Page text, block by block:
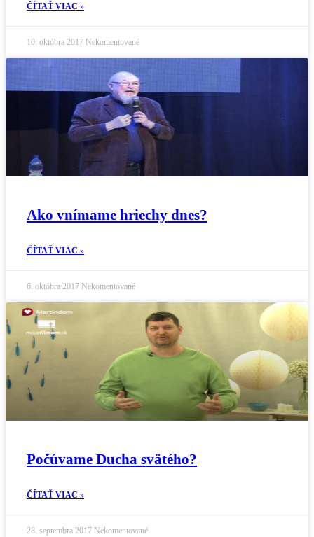
ČÍTAŤ VIAC »
10. októbra 2017 Nekomentované
Ako vnímame hriechy dnes?
ČÍTAŤ VIAC »
6. októbra 2017 Nekomentované
Počúvame Ducha svätého?
ČÍTAŤ VIAC »
28. septembra 2017 Nekomentované